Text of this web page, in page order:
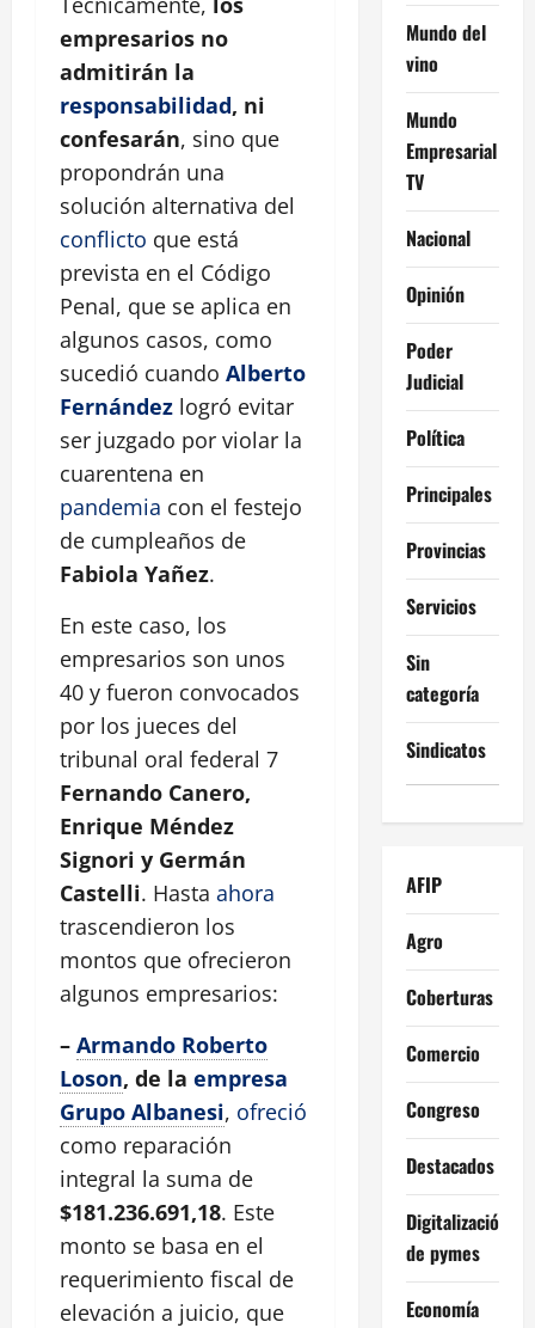
empresarios no
admitirán la
responsabilidad, ni
confesarán, sino que
propondrán una
solución alternativa del
conflicto que está
prevista en el Código
Penal, que se aplica en
algunos casos, como
sucedió cuando Alberto
Fernández logró evitar
ser juzgado por violar la
cuarentena en
pandemia con el festejo
de cumpleaños de
Fabiola Yañez.
En este caso, los
empresarios son unos
40 y fueron convocados
por los jueces del
tribunal oral federal 7
Fernando Canero,
Enrique Méndez
Signori y Germán
Castelli. Hasta ahora
trascendieron los
montos que ofrecieron
algunos empresarios:
– Armando Roberto
Loson, de la empresa
Grupo Albanesi, ofreció
como reparación
integral la suma de
$181.236.691,18. Este
monto se basa en el
requerimiento fiscal de
elevación a juicio, que
Mundo del
vino
Mundo
Empresarial
TV
Nacional
Opinión
Poder
Judicial
Política
Principales
Provincias
Servicios
Sin
categoría
Sindicatos
AFIP
Agro
Coberturas
Comercio
Congreso
Destacados
Digitalización
de pymes
Economía